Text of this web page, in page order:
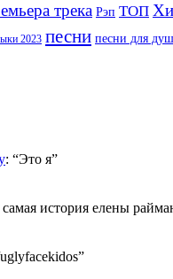
трека Рэп ТОП
2023 песни песни для
: “Это я”
самая история елены
”